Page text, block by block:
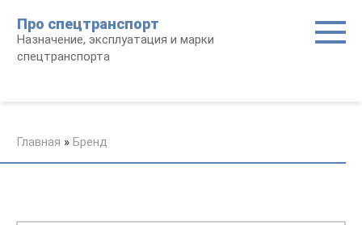
контенту
Про спецтранспорт
Назначение, эксплуатация и марки
спецтранспорта
Главная » Бренд